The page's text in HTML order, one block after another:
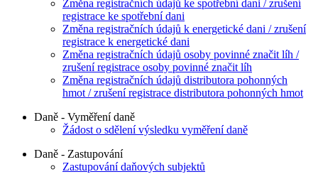
Změna registračních údajů ke spotřební dani / zrušení
registrace ke spotřební dani
Změna registračních údajů k energetické dani / zrušení
registrace k energetické dani
Změna registračních údajů osoby povinné značit líh /
zrušení registrace osoby povinné značit líh
Změna registračních údajů distributora pohonných
hmot / zrušení registrace distributora pohonných hmot
Daně - Vyměření daně
Žádost o sdělení výsledku vyměření daně
Daně - Zastupování
Zastupování daňových subjektů